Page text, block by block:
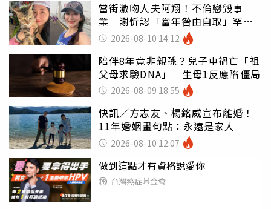
當街激吻人夫阿翔！不倫戀毀事
業 謝忻認「當年咎由自取」罕吐
心聲2026-08-10 14:12
陪伴8年竟非親孫？兒子車禍亡「祖
父母求驗DNA」 生母1反應陷僵局
2026-08-09 18:55
快訊／方志友、楊銘威宣布離婚！
11年婚姻畫句點：永遠是家人
2026-08-10 12:07
做到這點才有資格說愛你
台灣癌症基金會